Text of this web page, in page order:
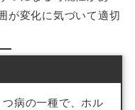
が変化に気づいて適切
病の一種で、ホル